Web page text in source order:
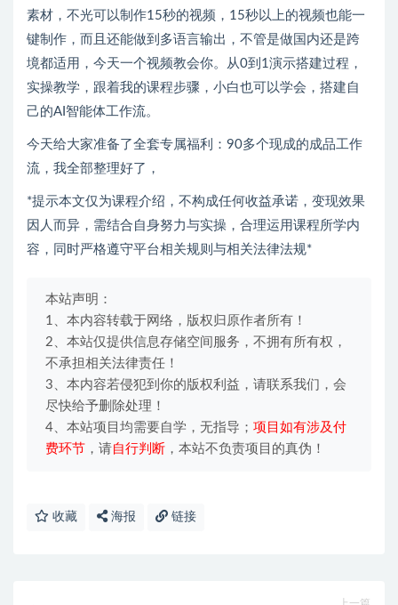
素材，不光可以制作15秒的视频，15秒以上的视频也能一
键制作，而且还能做到多语言输出，不管是做国内还是跨
境都适用，今天一个视频教会你。从0到1演示搭建过程，
实操教学，跟着我的课程步骤，小白也可以学会，搭建自
己的AI智能体工作流。
今天给大家准备了全套专属福利：90多个现成的成品工作
流，我全部整理好了，
*提示本文仅为课程介绍，不构成任何收益承诺，变现效果
因人而异，需结合自身努力与实操，合理运用课程所学内
容，同时严格遵守平台相关规则与相关法律法规*
本站声明：
1、本内容转载于网络，版权归原作者所有！
2、本站仅提供信息存储空间服务，不拥有所有权，
不承担相关法律责任！
3、本内容若侵犯到你的版权利益，请联系我们，会
尽快给予删除处理！
4、本站项目均需要自学，无指导； 项目如有涉及付
费环节 ，请自行判断 ，本站不负责项目的真伪！
收藏 海报 链接